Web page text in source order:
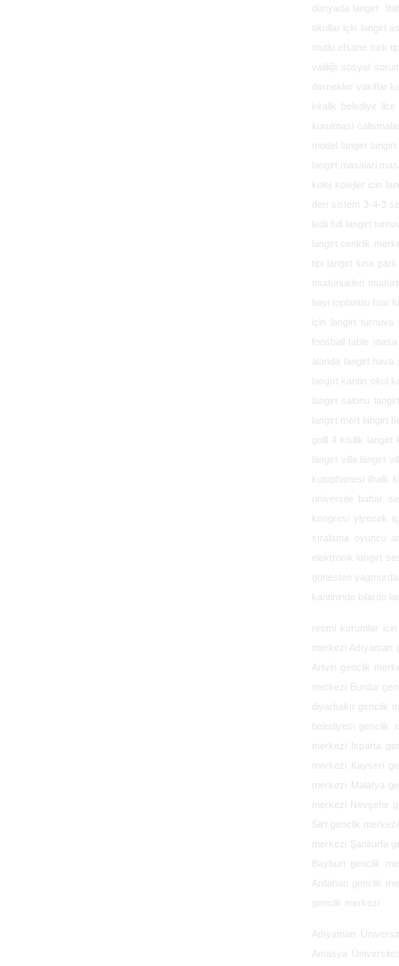
dünyada langirt
okullar için langirt
mutlu efsane turk
valiliği sosyal
dernekler vakiflar
kiralik belediye
kurulmasi
model langirt
langirt masalari
kolej kolejler icin
deri sistem 3-4-3
ledli full langirt
langirt cenklik
tipi langirt luna
mudurlukleri
bayi toplantisi fuar
için langirt
foosball table
alanda langirt
langırt kantin okul
langirt salonu
langirt mert langirt
golll 4 kisilik
langirt villa langirt
kutuphanesi ilhalk
universite bahar
kongresi yiyecek
sıralama oyuncu
elektronik langirt
günesten
kantininde bilardo
resmi kurumlar
merkezi
Artvin genclik
merkezi Burdur
diyarbakır genclik
belediyesi genclik
merkezi Isparta
merkezi Kayseri
merkezi Malatya
merkezi Nevşehir
Siirt genclik
merkezi Şanlıurfa
Bayburt genclik
Ardahan genclik
genclik merkezi
Adıyaman
Amasya